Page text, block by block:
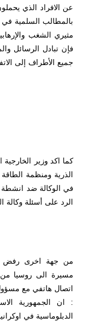
عن الافراد الذي
بالمطالب السلمية في
مثيري الشغب
فإن تبادل الرسائل
جميع الأطراف إلى
كما اكد وزير الخارجية
الذرية ومنظمة
في الوكالة ضد انشطة
الرد على أسئلة وكالة
من جهة اخرى رفض
مسيرة الى روسيا من
اتصال هاتفي مع
: ان الجمهورية
الدبلوماسية في